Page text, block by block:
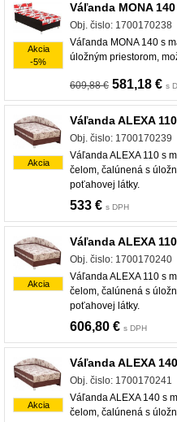
Akcia
-5%
Váľanda MONA
Obj. čislo: 1700170238
Váľanda MONA 140 s
úložným priestorom,
609,88 € 581,18 € s
Akcia
Váľanda ALEXA
Obj. čislo: 1700170239
Váľanda ALEXA 110 s
čelom, čalúnená s
poťahovej látky.
533 € s DPH
Akcia
Váľanda ALEXA
Obj. čislo: 1700170240
Váľanda ALEXA 110 s
čelom, čalúnená s
poťahovej látky.
606,80 € s DPH
Akcia
Váľanda ALEXA
Obj. čislo: 1700170241
Váľanda ALEXA 140 s
čelom, čalúnená s